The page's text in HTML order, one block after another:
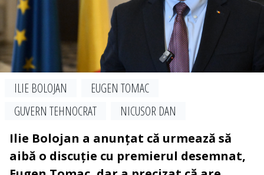
ILIE BOLOJAN
EUGEN TOMAC
GUVERN TEHNOCRAT
NICUSOR DAN
Ilie Bolojan a anunțat că urmează să
aibă o discuție cu premierul desemnat,